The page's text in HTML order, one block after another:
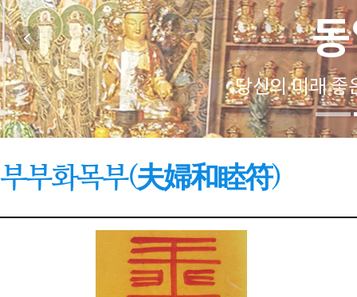
당신의 미래 좋
부부화목부(夫婦和睦符)